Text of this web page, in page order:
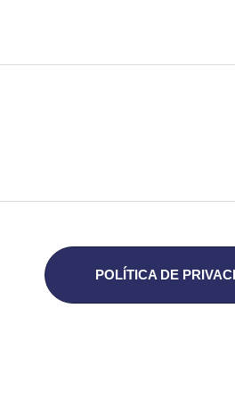
POLÍTICA DE